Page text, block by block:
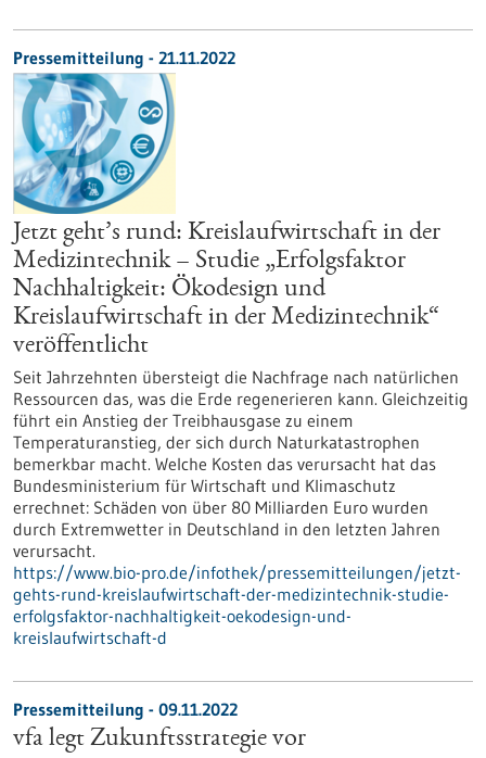
Pressemitteilung - 21.11.2022
Jetzt geht’s rund: Kreislaufwirtschaft in der
Medizintechnik – Studie „Erfolgsfaktor
Nachhaltigkeit: Ökodesign und
Kreislaufwirtschaft in der Medizintechnik“
veröffentlicht
Seit Jahrzehnten übersteigt die Nachfrage nach natürlichen
Ressourcen das, was die Erde regenerieren kann. Gleichzeitig
führt ein Anstieg der Treibhausgase zu einem
Temperaturanstieg, der sich durch Naturkatastrophen
bemerkbar macht. Welche Kosten das verursacht hat das
Bundesministerium für Wirtschaft und Klimaschutz
errechnet: Schäden von über 80 Milliarden Euro wurden
durch Extremwetter in Deutschland in den letzten Jahren
verursacht.
https://www.bio-pro.de/infothek/pressemitteilungen/jetzt-
gehts-rund-kreislaufwirtschaft-der-medizintechnik-studie-
erfolgsfaktor-nachhaltigkeit-oekodesign-und-
kreislaufwirtschaft-d
Pressemitteilung - 09.11.2022
vfa legt Zukunftsstrategie vor